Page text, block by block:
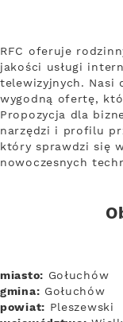
RFC oferuje
jakości usługi
telewizyjnych. Nasi
wygodną ofertę,
Propozycja dla
narzędzi i profilu
który sprawdzi się
nowoczesnych
miasto: Gołuchów
gmina: Gołuchów
powiat: Pleszewski